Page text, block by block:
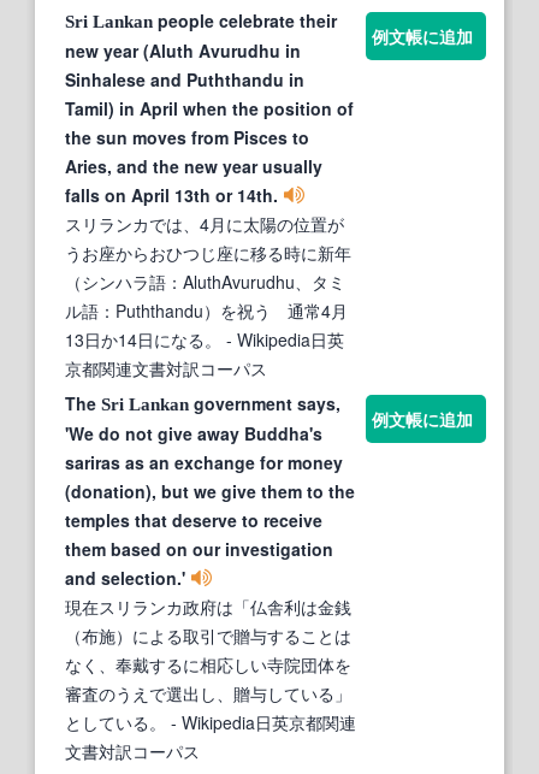
Sri Lankan people celebrate their
new year (Aluth Avurudhu in
Sinhalese and Puththandu in
Tamil) in April when the position of
the sun moves from Pisces to
Aries, and the new year usually
falls on April 13th or 14th.
スリランカでは、4月に太陽の位置が
うお座からおひつじ座に移る時に新年
（シンハラ語：AluthAvurudhu、タミ
ル語：Puththandu）を祝う 通常4月
13日か14日になる。
- Wikipedia日英
京都関連文書対訳コーパス
例文帳に追加
The Sri Lankan government says,
'We do not give away Buddha's
sariras as an exchange for money
(donation), but we give them to the
temples that deserve to receive
them based on our investigation
and selection.'
現在スリランカ政府は「仏舎利は金銭
（布施）による取引で贈与することは
なく、奉戴するに相応しい寺院団体を
審査のうえで選出し、贈与している」
としている。
- Wikipedia日英京都関連
文書対訳コーパス
例文帳に追加